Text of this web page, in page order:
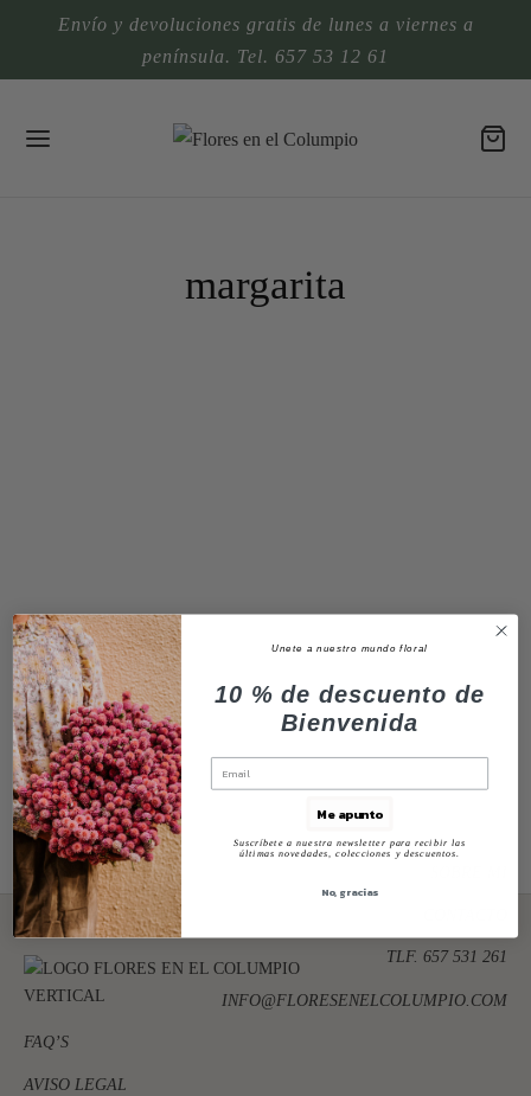
Envío y devoluciones gratis de lunes a viernes a
península. Tel. 657 53 12 61
margarita
TLF. 657 531 261
INFO@FLORESENELCOLUMPIO.COM
FAQ’S
AVISO LEGAL
Unete a nuestro mundo floral
10 % de descuento de
Bienvenida
Me apunto
Suscríbete a nuestra newsletter para recibir las
últimas novedades, colecciones y descuentos.
No, gracias